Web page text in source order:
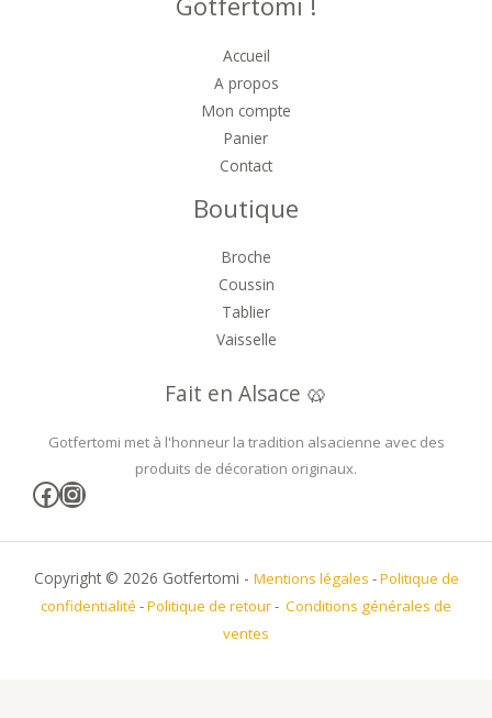
Accueil
A propos
Mon compte
Panier
Contact
Boutique
Broche
Coussin
Tablier
Vaisselle
Fait en Alsace 🥨
Gotfertomi met à l'honneur la tradition alsacienne avec des
produits de décoration originaux.
Facebook
Instagram
Copyright © 2026 Gotfertomi - Mentions légales -Politique de
confidentialité -Politique de retour- Conditions générales de
ventes